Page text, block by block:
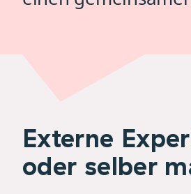
Externe
oder selber